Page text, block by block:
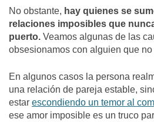
No obstante, hay quienes se
relaciones imposibles que
puerto. Veamos algunas de las
obsesionamos con alguien que
En algunos casos la persona
una relación de pareja estable,
estar escondiendo un temor al
ese amor imposible es un truco